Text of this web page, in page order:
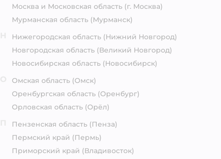
Москва и Московская область (г. Москва)
Мурманская область (Мурманск)
Нижегородская область (Нижний Новгород)
Новгородская область (Великий Новгород)
Новосибирская область (Новосибирск)
Омская область (Омск)
Оренбургская область (Оренбург)
Орловская область (Орёл)
Пензенская область (Пенза)
Пермский край (Пермь)
Приморский край (Владивосток)